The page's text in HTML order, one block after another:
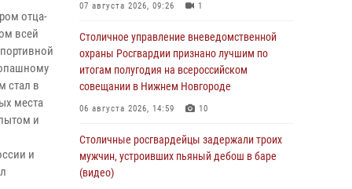
отца-
всей
стал в
места
и
и
07 августа 2026, 09:26 1
Столичное управление вневедомственной
охраны Росгвардии признано лучшим по
итогам полугодия на всероссийском
совещании в Нижнем Новгороде
06 августа 2026, 14:59 10
Столичные росгвардейцы задержали троих
мужчин, устроивших пьяный дебош в баре
(видео)